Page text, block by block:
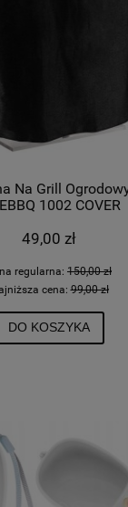
Na Grill
1002 COVER
49,00 zł
regularna: 150,00 zł
cena:99,00 zł
DO KOSZYKA